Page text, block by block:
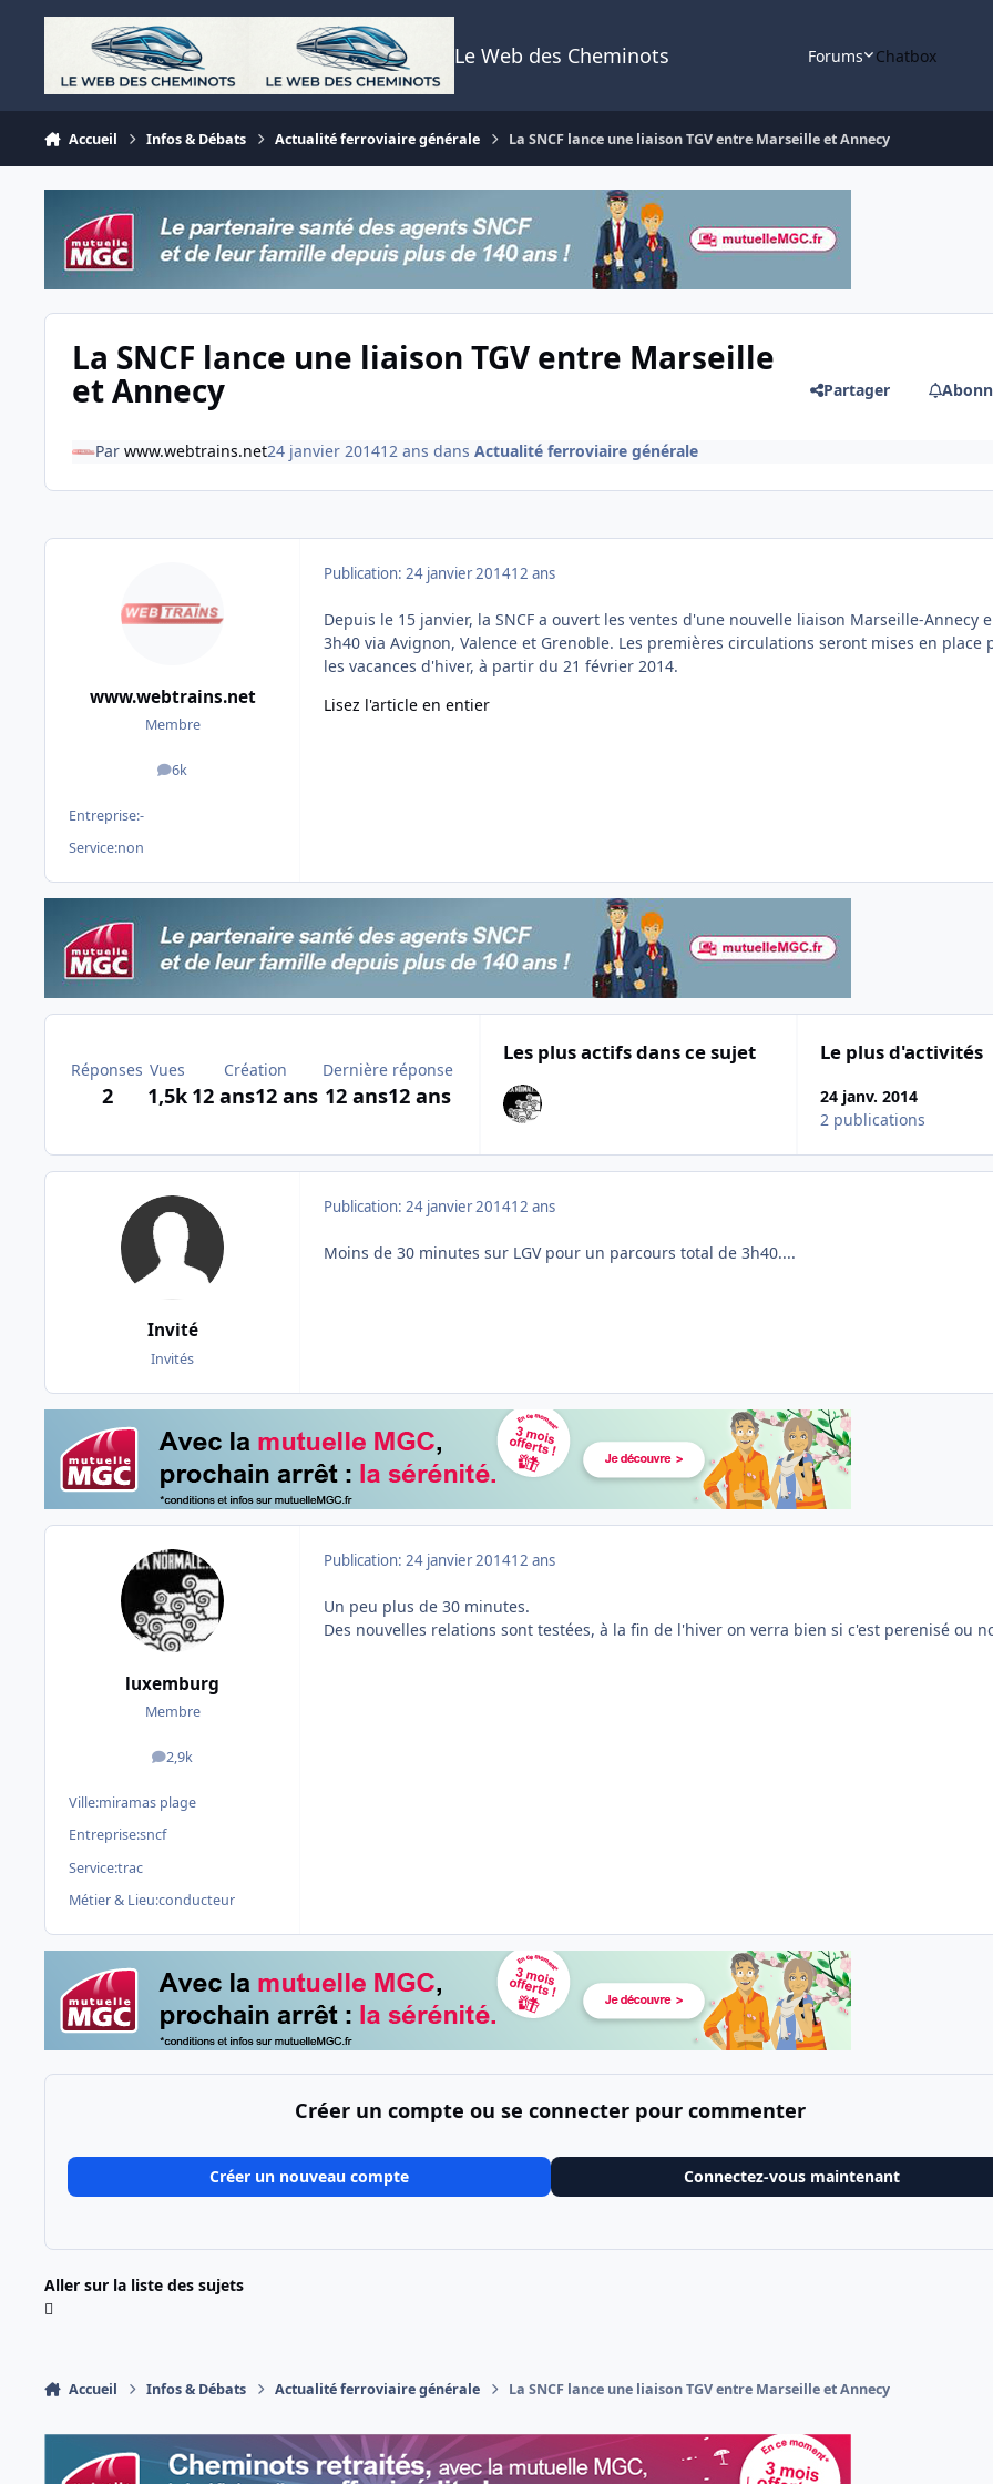
Aller au contenu
Le Web des Cheminots Forums Chatbox
Accueil Infos & Débats Actualité ferroviaire générale La SNCF lance une liaison TGV entre Marseille et Annecy
La SNCF lance une liaison TGV entre Marseille
et Annecy Partager
Par www.webtrains.net24 janvier 201412 ans dans Actualité ferroviaire générale
www.webtrains.net
Membre
6k
messages
Entreprise:-
Service:non
Publication: 24 janvier 201412 ans
Depuis le 15 janvier, la SNCF a ouvert les ventes d'une nouvelle liaison Marseille-Annecy
3h40 via Avignon, Valence et Grenoble. Les premières circulations seront mises en place
les vacances d'hiver, à partir du 21 février 2014.
Lisez l'article en entier
Réponses
2
Vues
1,5k
Création
12 ans12 ans
Dernière réponse
12 ans12 ans
Les plus actifs dans ce sujet Le plus d'activités
24 janv. 2014
2 publications
Invité
Invités
Publication: 24 janvier 201412 ans
Moins de 30 minutes sur LGV pour un parcours total de 3h40....
luxemburg
Membre
2,9k
messages
Ville:miramas plage
Entreprise:sncf
Service:trac
Métier & Lieu:conducteur
Publication: 24 janvier 201412 ans
Un peu plus de 30 minutes.
Des nouvelles relations sont testées, à la fin de l'hiver on verra bien si c'est perenisé ou
Créer un compte ou se connecter pour commenter
Créer un nouveau compte Connectez-vous maintenant
Aller sur la liste des sujets
Accueil Infos & Débats Actualité ferroviaire générale La SNCF lance une liaison TGV entre Marseille et Annecy